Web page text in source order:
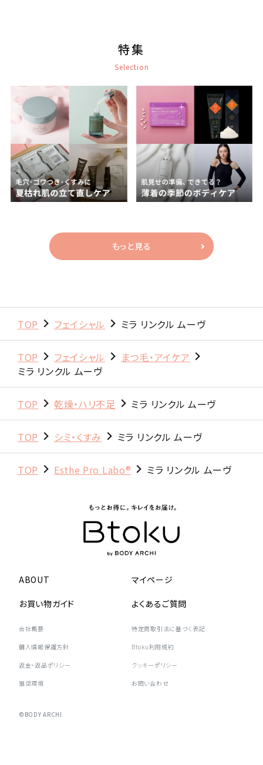
特集
Selection
もっと見る
TOP フェイシャル ミラ リンクル ムーヴ
TOP フェイシャル
まつ毛・アイケア
ミラ リンクル ムーヴ
TOP 乾燥・ハリ不足 ミラ リンクル ムーヴ
TOP シミ・くすみ ミラ リンクル ムーヴ
TOP Esthe Pro Labo® ミラ リンクル ムーヴ
ABOUT マイページ
お買い物ガイド よくあるご質問
会社概要 特定商取引法に基づく表記
個人情報保護方針 Btoku利用規約
返金・返品ポリシー クッキーポリシー
推奨環境 お問い合わせ
©BODY ARCHI